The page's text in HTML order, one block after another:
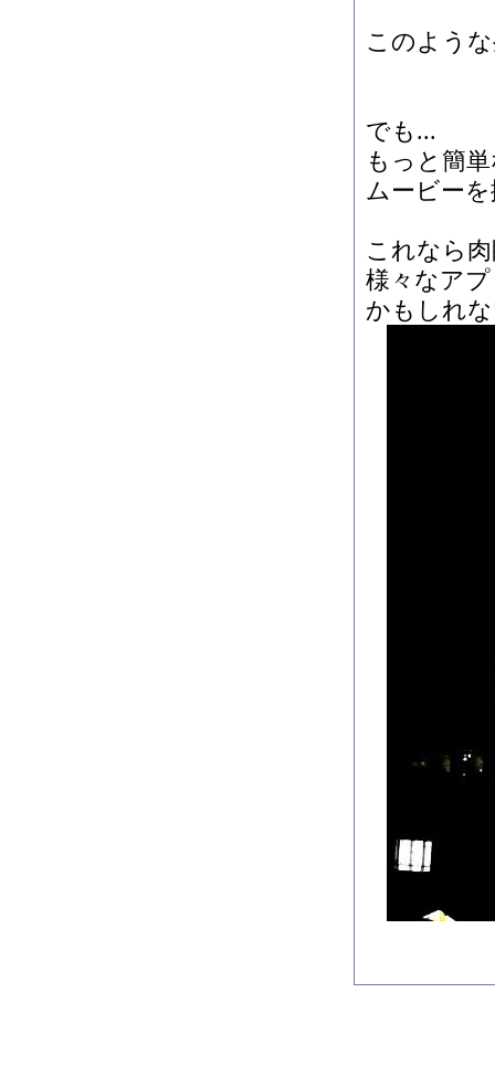
このよう
でも...
もっと簡
ムービー
これなら
様々なア
かもしれ